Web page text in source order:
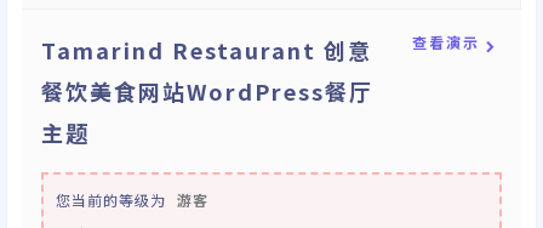
Tamarind Restaurant 创意
餐饮美食网站WordPress餐厅
主题
查看演示
您当前的等级为 游客